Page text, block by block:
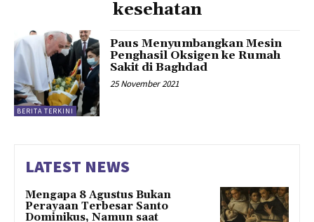
kesehatan
BERITA TERKINI
Paus Menyumbangkan Mesin
Penghasil Oksigen ke Rumah
Sakit di Baghdad
25 November 2021
LATEST NEWS
Mengapa 8 Agustus Bukan
Perayaan Terbesar Santo
Dominikus, Namun saat